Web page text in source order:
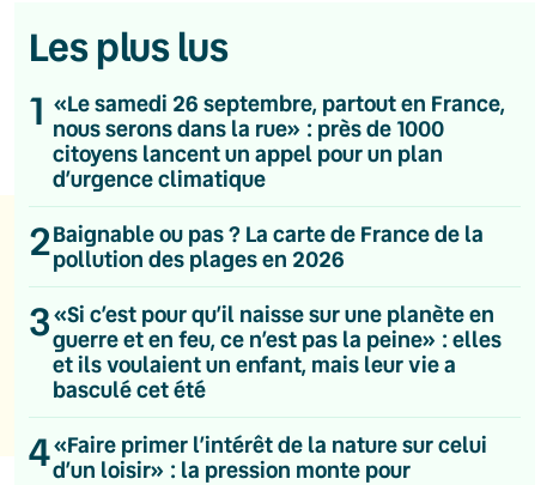
Les plus lus
1 «Le samedi 26 septembre, partout en France,
nous serons dans la rue» : près de 1000
citoyens lancent un appel pour un plan
d’urgence climatique
2Baignable ou pas ? La carte de France de la
pollution des plages en 2026
3«Si c’est pour qu’il naisse sur une planète en
guerre et en feu, ce n’est pas la peine» : elles
et ils voulaient un enfant, mais leur vie a
basculé cet été
4«Faire primer l’intérêt de la nature sur celui
d’un loisir» : la pression monte pour
💌 Inscrivez-vous à nos newsletters
Quotidienne
Du lundi au vendredi
Hebdomadaire
Chaleurs Actuelles
Une fois par mois